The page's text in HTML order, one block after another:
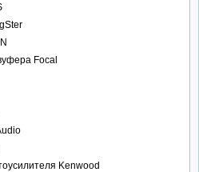
Focal
Kenwood